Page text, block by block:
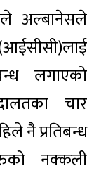
अल्बानेसले
लगाएको
चार
नै प्रतिबन्ध
नक्कली